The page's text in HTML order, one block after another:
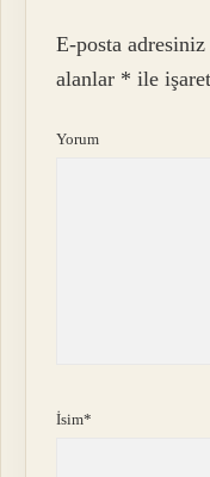
E-posta
alanlar * ile
Yorum
İsim*